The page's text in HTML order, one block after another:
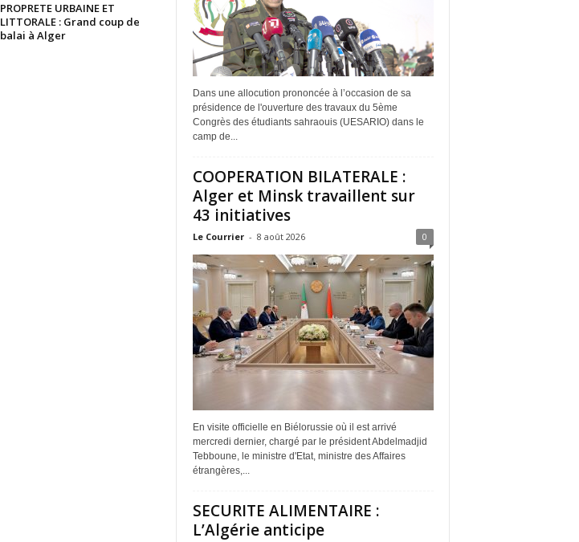
PROPRETE URBAINE ET
LITTORALE : Grand coup de
balai à Alger
Dans une allocution prononcée à l’occasion de sa
présidence de l'ouverture des travaux du 5ème
Congrès des étudiants sahraouis (UESARIO) dans le
camp de...
COOPERATION BILATERALE :
Alger et Minsk travaillent sur
43 initiatives
Le Courrier - 8 août 2026 0
En visite officielle en Biélorussie où il est arrivé
mercredi dernier, chargé par le président Abdelmadjid
Tebboune, le ministre d'Etat, ministre des Affaires
étrangères,...
SECURITE ALIMENTAIRE :
L’Algérie anticipe